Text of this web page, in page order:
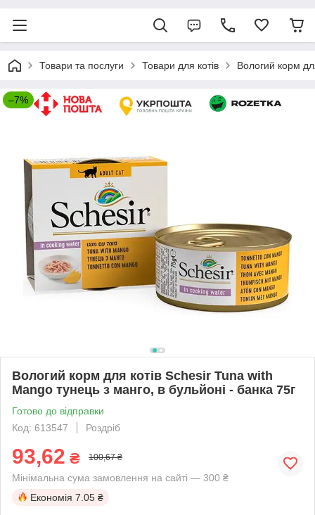
Товари та послуги Товари для котів Вологий корм
–7%
Вологий корм для котів Schesir Tuna with
Mango тунець з манго, в бульйоні - банка 75г
Готово до відправки
Код: 613547
Роздріб
93,62 ₴ 100,67 ₴
Мінімальна сума замовлення на сайті — 300 ₴
Економія 7.05 ₴